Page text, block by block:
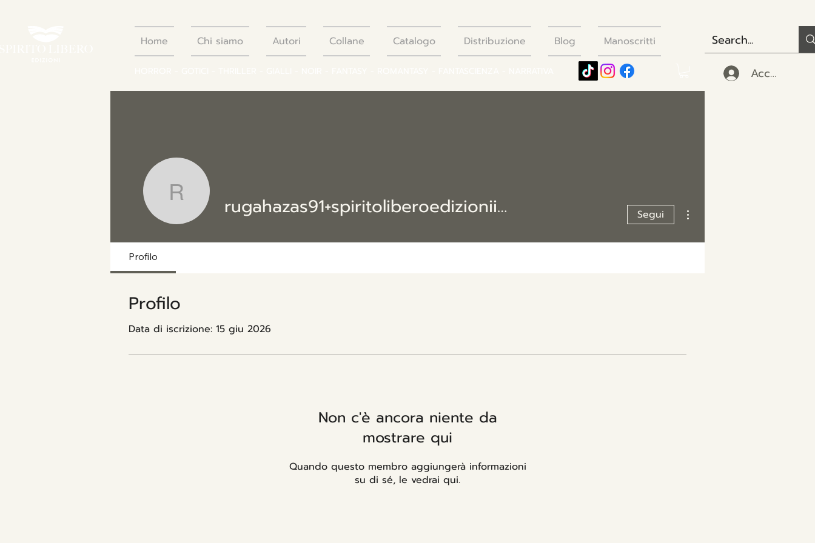
Home Chi siamo Autori Collane Catalogo Distribuzione Blog Manoscritti
Accedi
rugahazas91+spiritoliberoedizionii0918fc
rugahazas91+spiritoliberoedizionii0918fc Segui
Profilo
Profilo
Data di iscrizione: 15 giu 2026
Non c'è ancora niente da
mostrare qui
Quando questo membro aggiungerà informazioni
su di sé, le vedrai qui.